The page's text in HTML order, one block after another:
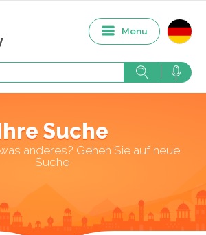
Menu
Suche
anderes? Gehen Sie auf neue
Suche